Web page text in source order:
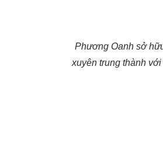
Phương Oanh sở
xuyên trung thành